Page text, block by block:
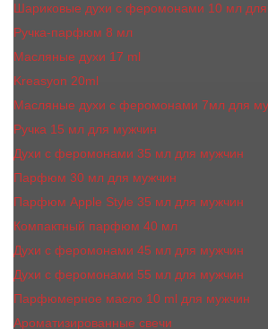
Шариковые духи с феромонами 10 мл
Ручка-парфюм 8 мл
Масляные духи 17 ml
Kreasyon 20ml
Масляные духи c феромонами 7мл для
Ручка 15 мл для мужчин
Духи с феромонами 35 мл для мужчин
Парфюм 30 мл для мужчин
Парфюм Apple Style 35 мл для мужчин
Компактный парфюм 40 мл
Духи с феромонами 45 мл для мужчин
Духи с феромонами 55 мл для мужчин
Парфюмерное масло 10 ml для мужчин
Ароматизированные свечи